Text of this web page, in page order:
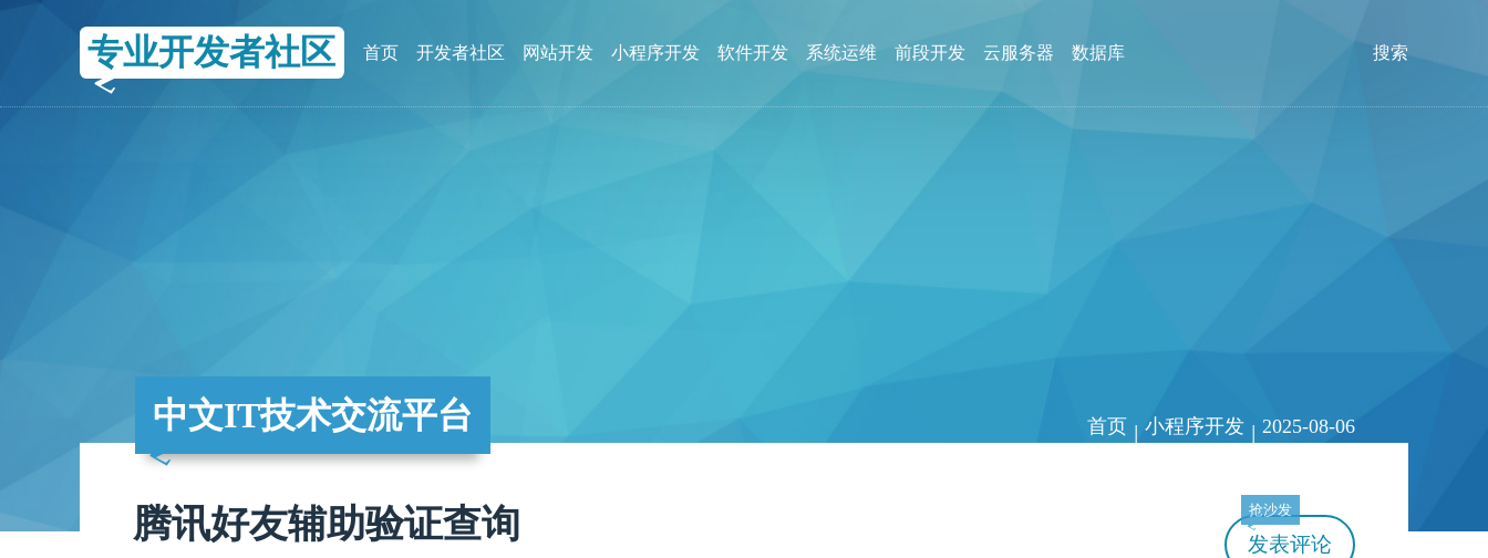
专业开发者社区 首页 开发者社区 网站开发 小程序开发 软件开发 系统运维 前段开发 云服务器 数据库 搜索
中文IT技术交流平台 首页 | 小程序开发 | 2025-08-06
腾讯好友辅助验证查询 抢沙发
发表评论